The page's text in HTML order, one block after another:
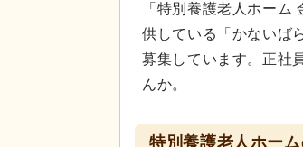
「特別養護老人ホー
供している「かないば
募集しています。正社
んか。
特別養護老人ホー